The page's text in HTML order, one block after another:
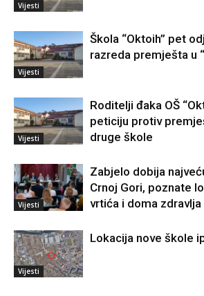
Vijesti
Vijesti
Škola “Oktoih” pet
razreda premješta u
Vijesti
Roditelji đaka OŠ
peticiju protiv
druge škole
Vijesti
Zabjelo dobija
Crnoj Gori, poznate
vrtića i doma zdravlja
Vijesti
Lokacija nove škole